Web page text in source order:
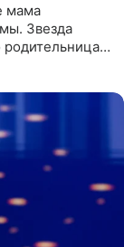
мама
Звезда